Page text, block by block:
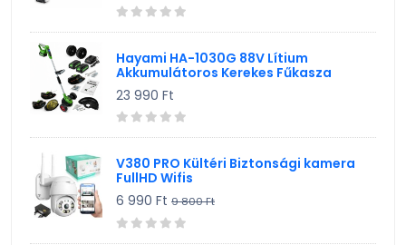
Hayami HA-1030G 88V Lítium
Akkumulátoros Kerekes Fűkasza
23 990 Ft
V380 PRO Kültéri Biztonsági kamera
FullHD Wifis
6 990 Ft 9 800 Ft